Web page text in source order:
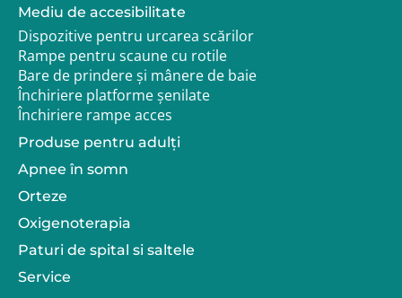
Mediu de accesibilitate
Dispozitive pentru urcarea scărilor
Rampe pentru scaune cu rotile
Bare de prindere și mânere de baie
Închiriere platforme șenilate
Închiriere rampe acces
Produse pentru adulţi
Apnee în somn
Orteze
Oxigenoterapia
Paturi de spital si saltele
Service